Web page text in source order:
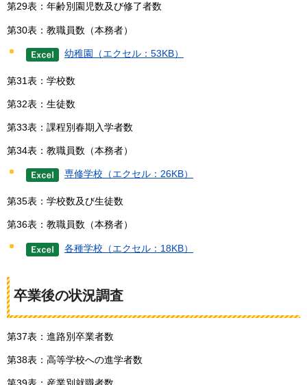
第29表：年齢別園児数及び修了者数
第30表：教職員数（本務者）
幼稚園（エクセル：53KB）
第31表：学校数
第32表：生徒数
第33表：課程別春期入学者数
第34表：教職員数（本務者）
専修学校（エクセル：26KB）
第35表：学校数及び生徒数
第36表：教職員数（本務者）
各種学校（エクセル：18KB）
卒業後の状況調査
第37表：進路別卒業者数
第38表：高等学校への進学者数